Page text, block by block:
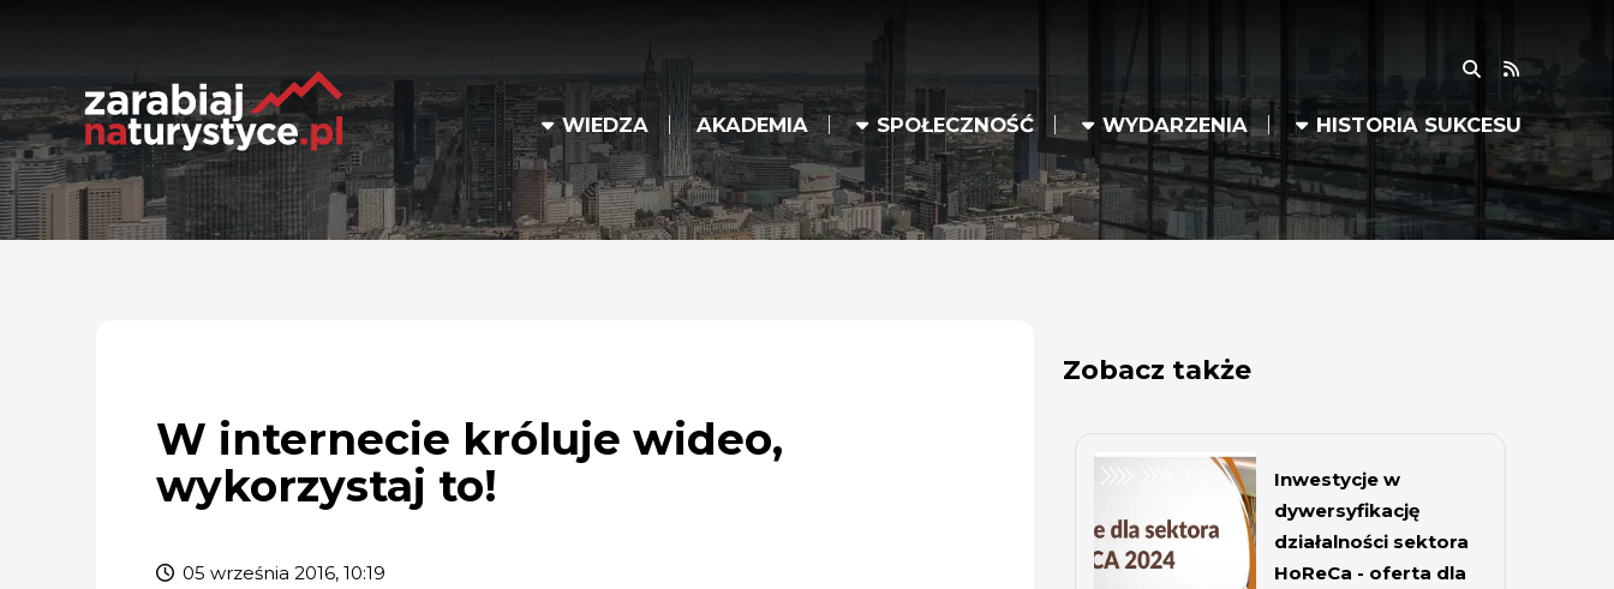
RSS
WIEDZA AKADEMIA SPOŁECZNOŚĆ WYDARZENIA HISTORIA SUKCESU
W internecie króluje wideo,
wykorzystaj to!
05 września 2016, 10:19
Zobacz także
Inwestycje w
dywersyfikację
działalności sektora
HoReCa - oferta dla